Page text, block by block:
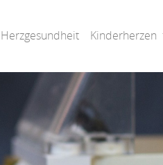
Herzgesundheit Kinderherzen